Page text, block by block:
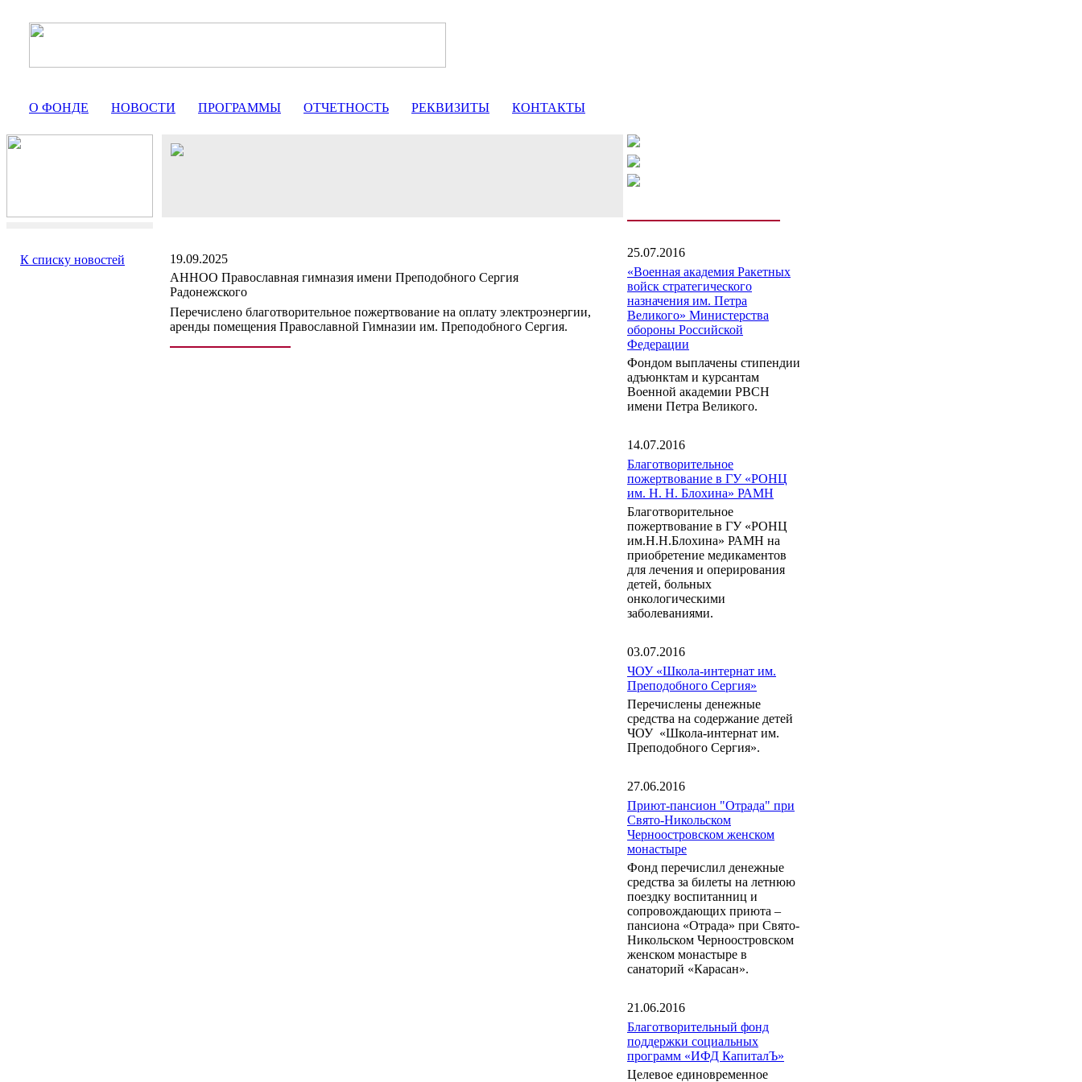
О ФОНДЕ НОВОСТИ ПРОГРАММЫ ОТЧЕТНОСТЬ РЕКВИЗИТЫ КОНТАКТЫ
К списку новостей
19.09.2025
АННОО Православная гимназия имени Преподобного Сергия
Радонежского
Перечислено благотворительное пожертвование на оплату электроэнергии,
аренды помещения Православной Гимназии им. Преподобного Сергия.
25.07.2016
«Военная академия Ракетных
войск стратегического
назначения им. Петра
Великого» Министерства
обороны Российской
Федерации
Фондом выплачены стипендии
адъюнктам и курсантам
Военной академии РВСН
имени Петра Великого.
14.07.2016
Благотворительное
пожертвование в ГУ «РОНЦ
им. Н. Н. Блохина» РАМН
Благотворительное
пожертвование в ГУ «РОНЦ
им.Н.Н.Блохина» РАМН на
приобретение медикаментов
для лечения и оперирования
детей, больных
онкологическими
заболеваниями.
03.07.2016
ЧОУ «Школа-интернат им.
Преподобного Сергия»
Перечислены денежные
средства на содержание детей
ЧОУ «Школа-интернат им.
Преподобного Сергия».
27.06.2016
Приют-пансион "Отрада" при
Свято-Никольском
Черноостровском женском
монастыре
Фонд перечислил денежные
средства за билеты на летнюю
поездку воспитанниц и
сопровождающих приюта –
пансиона «Отрада» при Свято-
Никольском Черноостровском
женском монастыре в
санаторий «Карасан».
21.06.2016
Благотворительный фонд
поддержки социальных
программ «ИФД КапиталЪ»
Целевое единовременное